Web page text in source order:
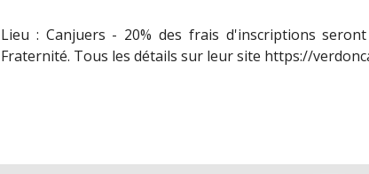
Lieu : Canjuers - 20% des frais d'inscriptions
Fraternité. Tous les détails sur leur site https://